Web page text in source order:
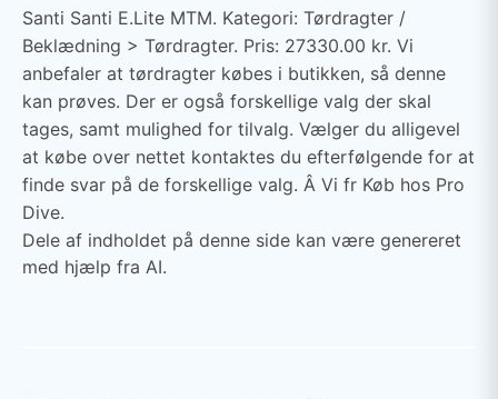
Santi Santi E.Lite MTM. Kategori: Tørdragter /
Beklædning > Tørdragter. Pris: 27330.00 kr. Vi
anbefaler at tørdragter købes i butikken, så denne
kan prøves. Der er også forskellige valg der skal
tages, samt mulighed for tilvalg. Vælger du alligevel
at købe over nettet kontaktes du efterfølgende for at
finde svar på de forskellige valg. Â Vi fr Køb hos Pro
Dive.
Dele af indholdet på denne side kan være genereret
med hjælp fra AI.